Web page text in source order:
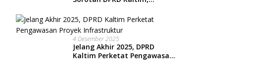
Penajaman Prioritas
Anggaran
4 Desember 2025
Jelang Akhir 2025, DPRD
Kaltim Perketat Pengawasan